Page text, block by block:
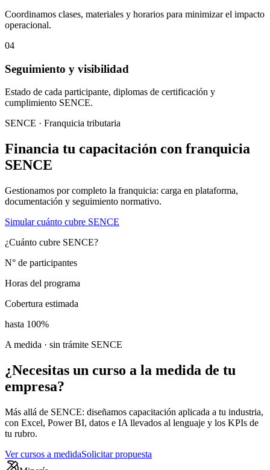
Coordinamos clases, materiales y horarios para minimizar el impacto
operacional.
04
Seguimiento y visibilidad
Estado de cada participante, diplomas de certificación y
cumplimiento SENCE.
SENCE · Franquicia tributaria
Financia tu capacitación con franquicia
SENCE
Gestionamos por completo la franquicia: carga en plataforma,
documentación y seguimiento normativo.
Simular cuánto cubre SENCE
¿Cuánto cubre SENCE?
N° de participantes
Horas del programa
Cobertura estimada
hasta 100%
A medida · sin trámite SENCE
¿Necesitas un curso a la medida de tu
empresa?
Más allá de SENCE: diseñamos capacitación aplicada a tu industria,
con Excel, Power BI, datos e IA llevados al lenguaje y los KPIs de
tu rubro.
Ver cursos a medidaSolicitar propuesta